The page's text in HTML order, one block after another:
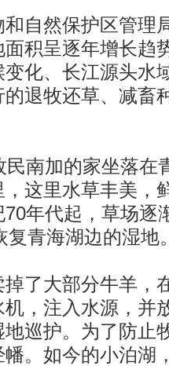
然保护区管理
积呈逐年增长趋
化、长江源头水
退牧还草、减畜
南加的家坐落在
这里水草丰美，
年代起，草场逐
复青海湖边的湿地
大部分牛羊，
，注入水源，并
巡护。为了防止
。如今的小泊湖